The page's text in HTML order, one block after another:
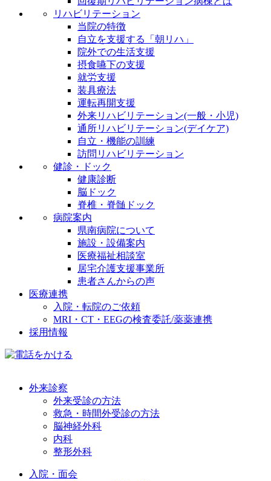
リハビリテーション
当院の特徴
自立を支援する「朝リハ」
院外での生活支援
摂食嚥下の支援
就労支援
装具療法
運転再開支援
外来リハビリテーション(一般・小児)
通所リハビリテーション(デイケア)
自立・機能の訓練
訪問リハビリテーション
健診・ドック
健康診断
脳ドック
脊椎・脊髄ドック
病院案内
県南病院について
施設・設備案内
医療福祉相談室
居宅介護支援事業所
患者さんからの声
医療連携
入院・転院のご依頼
MRI・CT・EEGの検査委託/薬薬連携
採用情報
外来診察
外来受診の方法
救急・時間外受診の方法
脳神経外科
内科
整形外科
入院・面会